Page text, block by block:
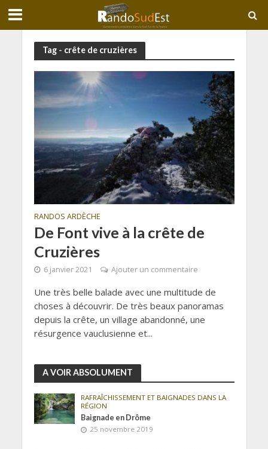
Tag - crête de cruzières
RANDOS ARDÈCHE
De Font vive à la crête de
Cruzières
6 janvier 2021 Ajouter un commentaire
Une très belle balade avec une multitude de
choses à découvrir. De très beaux panoramas
depuis la crête, un village abandonné, une
résurgence vauclusienne et...
A VOIR ABSOLUMENT
RAFRAÎCHISSEMENT ET BAIGNADES DANS LA
RÉGION
Baignade en Drôme
25 novembre 2019